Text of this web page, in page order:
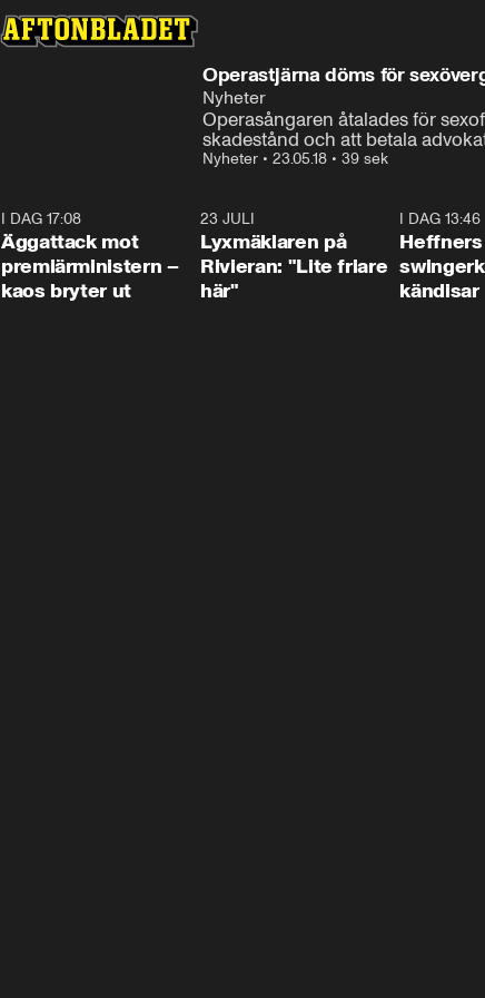
Operastjärna döms för
Nyheter
Operasångaren åtalades för
skadestånd och att betala
Nyheter • 23.05.18 • 39 sek
0:37
I DAG 17:08
Äggattack mot
premiärministern –
kaos bryter ut
23 JULI
Lyxmäklaren på
Rivieran: "Lite friare
här"
I DAG 13:46
Heffners
kändisar